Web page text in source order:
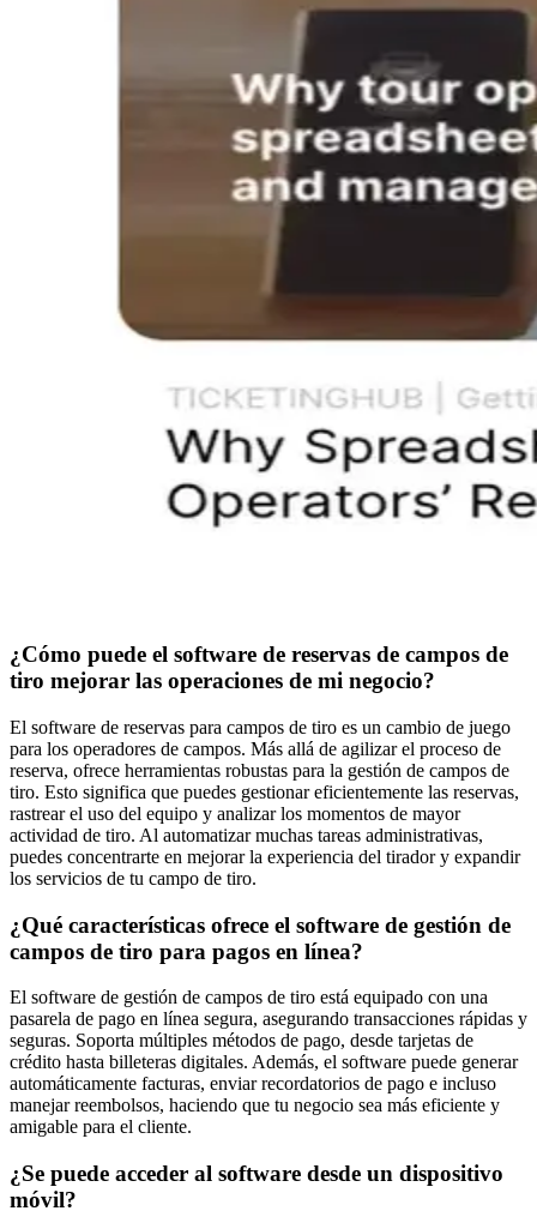
¿Cómo puede el software de reservas de campos de
tiro mejorar las operaciones de mi negocio?
El software de reservas para campos de tiro es un cambio de juego
para los operadores de campos. Más allá de agilizar el proceso de
reserva, ofrece herramientas robustas para la gestión de campos de
tiro. Esto significa que puedes gestionar eficientemente las reservas,
rastrear el uso del equipo y analizar los momentos de mayor
actividad de tiro. Al automatizar muchas tareas administrativas,
puedes concentrarte en mejorar la experiencia del tirador y expandir
los servicios de tu campo de tiro.
¿Qué características ofrece el software de gestión de
campos de tiro para pagos en línea?
El software de gestión de campos de tiro está equipado con una
pasarela de pago en línea segura, asegurando transacciones rápidas y
seguras. Soporta múltiples métodos de pago, desde tarjetas de
crédito hasta billeteras digitales. Además, el software puede generar
automáticamente facturas, enviar recordatorios de pago e incluso
manejar reembolsos, haciendo que tu negocio sea más eficiente y
amigable para el cliente.
¿Se puede acceder al software desde un dispositivo
móvil?